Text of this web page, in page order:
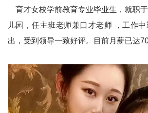
育才女校学前教育专业毕业生，就职
儿园，任主班老师兼口才老师 ，工作
出，受到领导一致好评。目前月薪已达